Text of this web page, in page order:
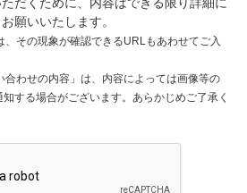
願いいたします。
、その現象が確認できるURLもあわせてご入
合わせの内容」は、内容によっては画像等の
する場合がございます。あらかじめご了承く